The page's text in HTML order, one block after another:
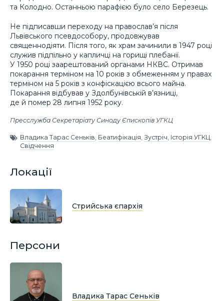
та Колодно. Останньою парафією було село Березець.
Не підписавши переходу на православ’я після
Львівського псевдособору, продовжував
священнодіяти. Після того, як храм зачинили в 1947 році
служив підпільно у капличці на горищі плебанії.
У 1950 році заарештований органами НКВС. Отримав
покарання терміном на 10 років з обмеженням у правах
терміном на 5 років з конфіскацією всьогo майна.
Покарання відбував у Здолбунівській в’язниці,
де й помер 28 липня 1952 року.
Пресслужба Секретаріату Синоду Єпископів УГКЦ
Владика Тарас Сеньків, Беатифікація, Зустріч, Історія УГКЦ,
Свідчення
Локації
Стрийська єпархія
Персони
Владика Тарас Сеньків